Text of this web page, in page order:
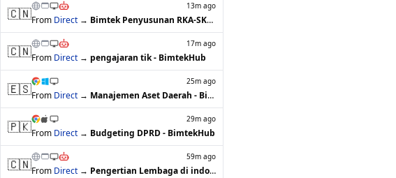
🇨🇳 13m ago
From Direct → Bimtek Penyusunan RKA-SKPD Pemerintah …
🇨🇳 17m ago
From Direct → pengajaran tik - BimtekHub
🇪🇸 25m ago
From Direct → Manajemen Aset Daerah - BimtekHub
🇵🇰 29m ago
From Direct → Budgeting DPRD - BimtekHub
🇨🇳 59m ago
From Direct → Pengertian Lembaga di indonesia - Bimt…